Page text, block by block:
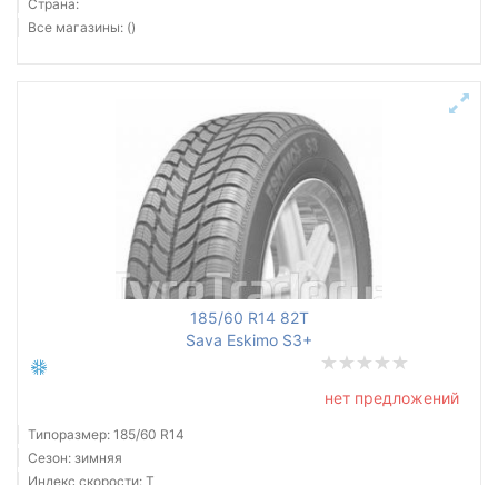
Страна:
Все магазины: ()
185/60 R14 82T
Sava Eskimo S3+
нет предложений
Типоразмер: 185/60 R14
Сезон: зимняя
Индекс скорости: T